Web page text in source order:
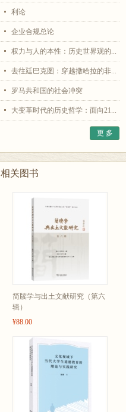
利论
企业合规总论
权力与人的本性：历史世界观的...
去往廷巴克图：穿越撒哈拉的非...
罗马共和国的社会冲突
大变革时代的历史哲学：面向21...
更 多
相关图书
简牍学与出土文献研究（第六
辑）
¥88.00